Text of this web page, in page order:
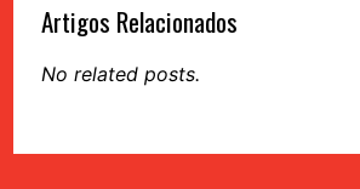
Artigos Relacionados
No related posts.